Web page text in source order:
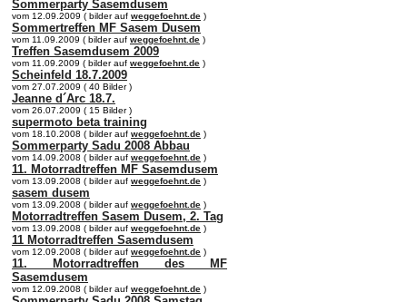
Sommerparty Sasemdusem
vom 12.09.2009 ( bilder auf weggefoehnt.de )
Sommertreffen MF Sasem Dusem
vom 11.09.2009 ( bilder auf weggefoehnt.de )
Treffen Sasemdusem 2009
vom 11.09.2009 ( bilder auf weggefoehnt.de )
Scheinfeld 18.7.2009
vom 27.07.2009 ( 40 Bilder )
Jeanne d´Arc 18.7.
vom 26.07.2009 ( 15 Bilder )
supermoto beta training
vom 18.10.2008 ( bilder auf weggefoehnt.de )
Sommerparty Sadu 2008 Abbau
vom 14.09.2008 ( bilder auf weggefoehnt.de )
11. Motorradtreffen MF Sasemdusem
vom 13.09.2008 ( bilder auf weggefoehnt.de )
sasem dusem
vom 13.09.2008 ( bilder auf weggefoehnt.de )
Motorradtreffen Sasem Dusem, 2. Tag
vom 13.09.2008 ( bilder auf weggefoehnt.de )
11 Motorradtreffen Sasemdusem
vom 12.09.2008 ( bilder auf weggefoehnt.de )
11. Motorradtreffen des MF
Sasemdusem
vom 12.09.2008 ( bilder auf weggefoehnt.de )